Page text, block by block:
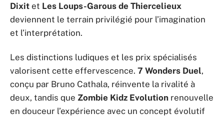
Dixit et Les Loups-Garous de Thiercelieux
deviennent le terrain privilégié pour l’imagination
et l’interprétation.
Les distinctions ludiques et les prix spécialisés
valorisent cette effervescence. 7 Wonders Duel,
conçu par Bruno Cathala, réinvente la rivalité à
deux, tandis que Zombie Kidz Evolution renouvelle
en douceur l’expérience avec un concept évolutif